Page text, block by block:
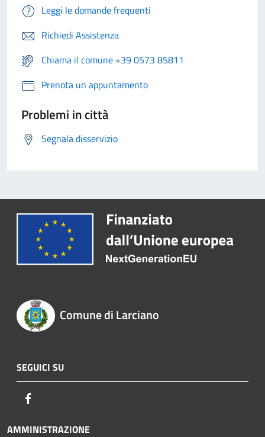
Leggi le domande frequenti
Richiedi Assistenza
Chiama il comune +39 0573 85811
Prenota un appuntamento
Problemi in città
Segnala disservizio
Comune di Larciano
SEGUICI SU
AMMINISTRAZIONE